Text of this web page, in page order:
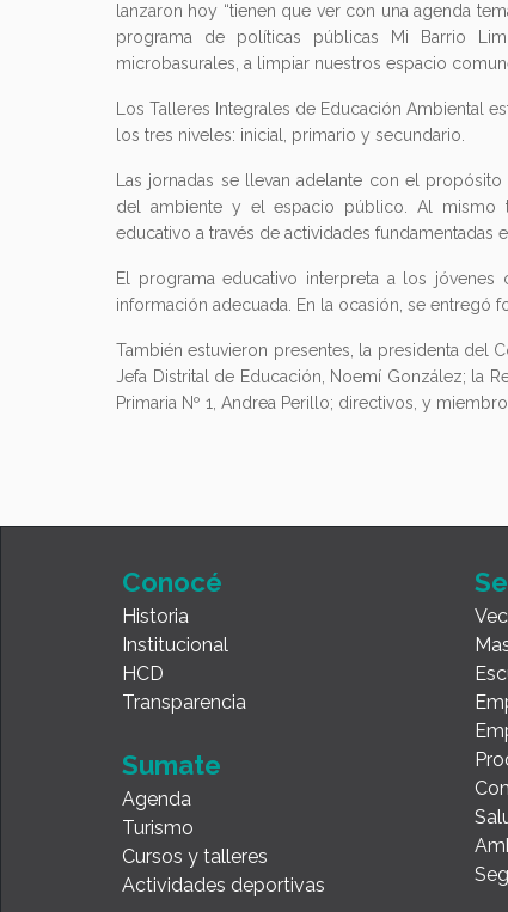
lanzaron hoy “tienen que ver con una agenda
programa de políticas públicas Mi Barrio
microbasurales, a limpiar nuestros espacio
Los Talleres Integrales de Educación Ambiental
los tres niveles: inicial, primario y secundario.
Las jornadas se llevan adelante con el
del ambiente y el espacio público. Al mismo
educativo a través de actividades fundamentadas
El programa educativo interpreta a los
información adecuada. En la ocasión, se
También estuvieron presentes, la presidenta del
Jefa Distrital de Educación, Noemí González; la
Primaria Nº 1, Andrea Perillo; directivos, y
Conocé
Historia
Institucional
HCD
Transparencia
Sumate
Agenda
Turismo
Cursos y talleres
Actividades deportivas